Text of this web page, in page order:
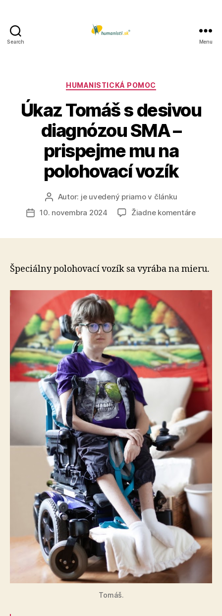
Search Menu
Kategórie
HUMANISTICKÁ POMOC
Úkaz Tomáš s desivou
diagnózou SMA –
prispejme mu na
polohovací vozík
AutorAutor: je uvedený priamo v článku
Dátum
10. novembra 2024 Žiadne komentárena
–
vozík
Špeciálny polohovací vozík sa vyrába na mieru.
Tomáš.